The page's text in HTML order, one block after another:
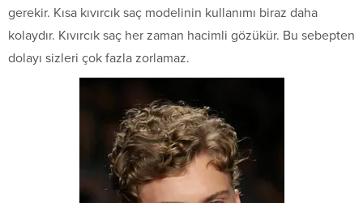
gerekir. Kısa kıvırcık saç modelinin kullanımı biraz daha
kolaydır. Kıvırcık saç her zaman hacimli gözükür. Bu sebepten
dolayı sizleri çok fazla zorlamaz.